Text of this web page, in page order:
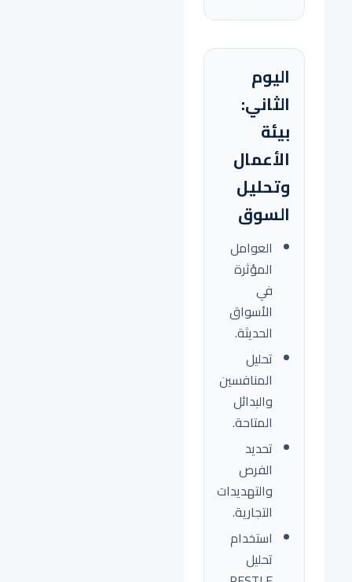
اليوم
الثاني:
بيئة
الأعمال
وتحليل
السوق
العوامل
المؤثرة
في
الأسواق
الحديثة.
تحليل
المنافسين
والبدائل
المتاحة.
تحديد
الفرص
والتهديدات
التجارية.
استخدام
تحليل